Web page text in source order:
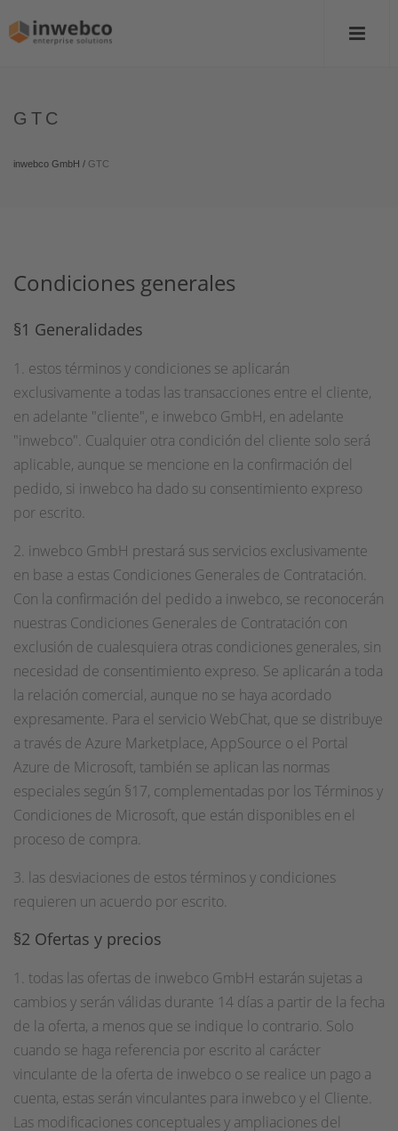
GTC
inwebco GmbH / GTC
Condiciones generales
§1 Generalidades
1. estos términos y condiciones se aplicarán
exclusivamente a todas las transacciones entre el cliente,
en adelante "cliente", e inwebco GmbH, en adelante
"inwebco". Cualquier otra condición del cliente solo será
aplicable, aunque se mencione en la confirmación del
pedido, si inwebco ha dado su consentimiento expreso
por escrito.
2. inwebco GmbH prestará sus servicios exclusivamente
en base a estas Condiciones Generales de Contratación.
Con la confirmación del pedido a inwebco, se reconocerán
nuestras Condiciones Generales de Contratación con
exclusión de cualesquiera otras condiciones generales, sin
necesidad de consentimiento expreso. Se aplicarán a toda
la relación comercial, aunque no se haya acordado
expresamente. Para el servicio WebChat, que se distribuye
a través de Azure Marketplace, AppSource o el Portal
Azure de Microsoft, también se aplican las normas
especiales según §17, complementadas por los Términos y
Condiciones de Microsoft, que están disponibles en el
proceso de compra.
3. las desviaciones de estos términos y condiciones
requieren un acuerdo por escrito.
§2 Ofertas y precios
1. todas las ofertas de inwebco GmbH estarán sujetas a
cambios y serán válidas durante 14 días a partir de la fecha
de la oferta, a menos que se indique lo contrario. Solo
cuando se haga referencia por escrito al carácter
vinculante de la oferta de inwebco o se realice un pago a
cuenta, estas serán vinculantes para inwebco y el Cliente.
Las modificaciones conceptuales y ampliaciones del